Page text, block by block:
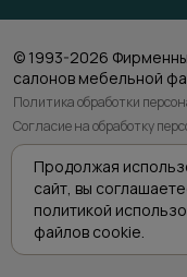
© 1993-2026
салонов мебельной
Политика обработки
Согласие на обработку
Приведенная на сайте
и носит информационно
Для уточнения наличия и
к менеджерам интернет
Техническая поддержка
Продолжая
сайт, вы
политикой
файлов cookie.